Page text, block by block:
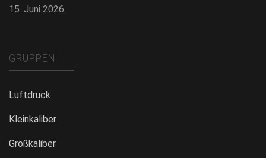
15. Juni 2026
GRUPPEN
Luftdruck
Kleinkaliber
Großkaliber